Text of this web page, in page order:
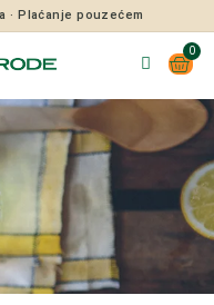
· Plaćanje pouzećem
0